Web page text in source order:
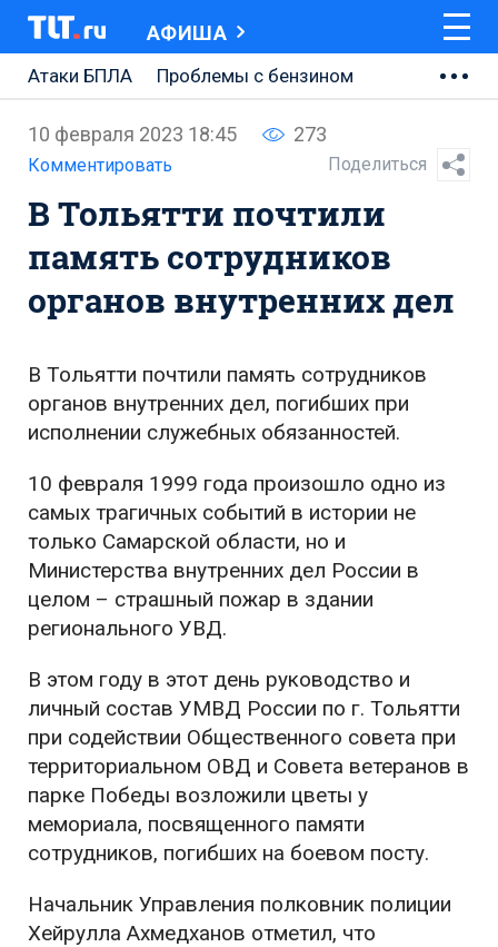
АФИША
Атаки БПЛА
Проблемы с бензином
АВТОВАЗ
Ремонт Центральной площади
Ремонт Обводного шоссе
Набережная Тольятти
Неделя Тольятти
10 февраля 2023 18:45 273
Комментировать Поделиться
В Тольятти почтили
память сотрудников
органов внутренних дел
В Тольятти почтили память сотрудников
органов внутренних дел, погибших при
исполнении служебных обязанностей.
10 февраля 1999 года произошло одно из
самых трагичных событий в истории не
только Самарской области, но и
Министерства внутренних дел России в
целом – страшный пожар в здании
регионального УВД.
В этом году в этот день руководство и
личный состав УМВД России по г. Тольятти
при содействии Общественного совета при
территориальном ОВД и Совета ветеранов в
парке Победы возложили цветы у
мемориала, посвященного памяти
сотрудников, погибших на боевом посту.
Начальник Управления полковник полиции
Хейрулла Ахмедханов отметил, что